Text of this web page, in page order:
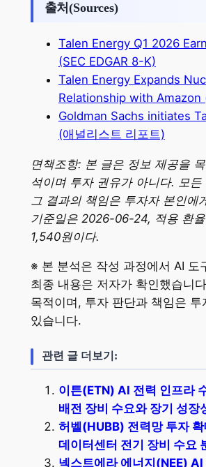
출처(Sources)
Talen Energy Q1 2026
(SEC EDGAR 8-K)
Talen Energy Expands
Relationship with Amazon
Goldman Sachs initiates
(애널리스트 리포트)
면책조항: 본 글은 정보 제공을
석이며 투자 권유가 아니다. 모든
그 결과의 책임은 투자자 본인에
기준일은 2026-06-24, 적용 환
1,540원이다.
※ 본 분석은 작성 과정에서 AI 도
최종 내용은 저자가 확인했습니
목적이며, 투자 판단과 책임은 투
있습니다.
관련 글 더보기:
이튼(ETN) AI 전력 인프라
배전 장비 수요와 장기 성장
허벨(HUBB) 전력망 투자
데이터센터 전기 장비 수요
넥스트에라 에너지(NEE)